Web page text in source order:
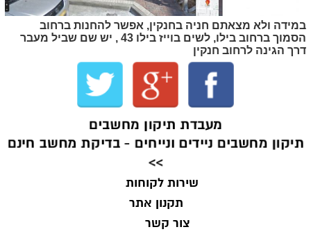
צור קשר
תקנון אתר
שירות לקוחות
מעבדת תיקון מחשבים
תיקון מחשבים ניידים ונייחים - בדיקת מחשב חינם
>>
במידה ולא מצאתם חניה בחנקין, אפשר להחנות ברחוב
הסמוך ברחוב בילו, לשים בוייז בילו 43 , יש שם שביל מעבר
דרך הגינה לרחוב חנקין